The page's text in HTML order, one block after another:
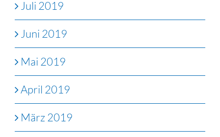
Juli 2019
Juni 2019
Mai 2019
April 2019
März 2019